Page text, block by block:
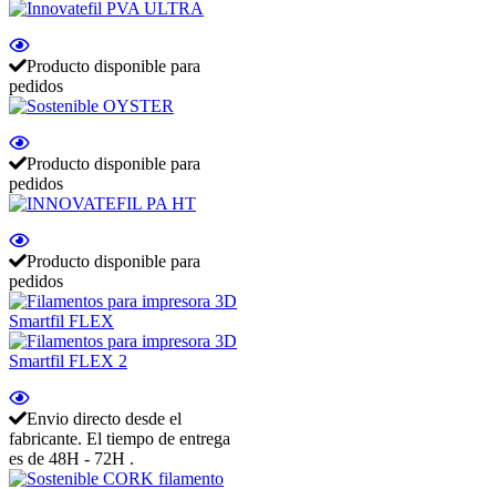
Producto disponible para
pedidos
Producto disponible para
pedidos
Producto disponible para
pedidos
Envio directo desde el
fabricante. El tiempo de entrega
es de 48H - 72H .